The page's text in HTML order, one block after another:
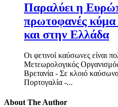
Παραλύει η
πρωτοφανές
και στην Ελλάδα
Οι φετινοί καύσωνες είναι
Μετεωρολογικός
Βρετανία - Σε κλοιό
Πορτογαλία -...
About The Author